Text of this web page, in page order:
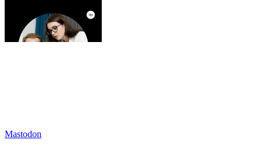
Mastodon